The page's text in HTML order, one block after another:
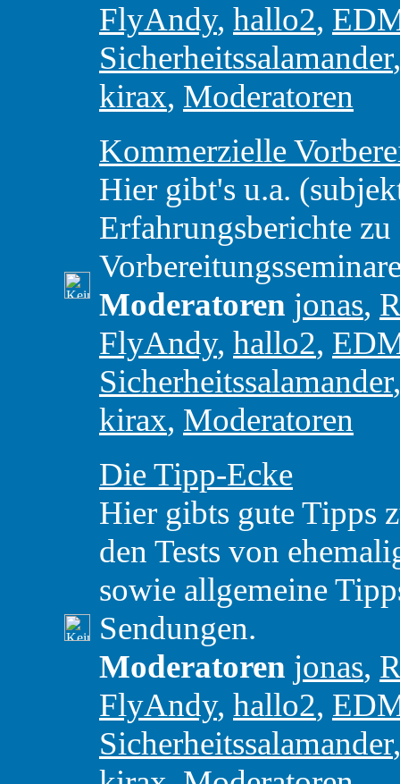
FlyAndy, hallo2,
Sicherheitssalamander
kirax, Moderatoren
Kommerzielle
Hier gibt's u.a.
Erfahrungsberichte
Moderatoren jonas,
FlyAndy, hallo2,
Sicherheitssalamander
kirax, Moderatoren
Die Tipp-Ecke
Hier gibts gute Tipps
den Tests von
sowie allgemeine
Sendungen.
Moderatoren jonas,
FlyAndy, hallo2,
Sicherheitssalamander